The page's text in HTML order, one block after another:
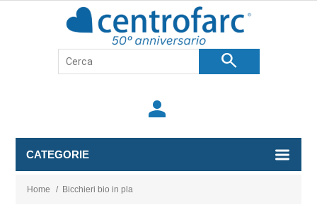
search
person
CATEGORIE
Home / Bicchieri bio in pla